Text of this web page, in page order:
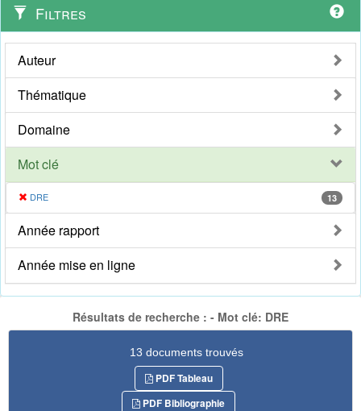
Filtres
Auteur
Thématique
Domaine
Mot clé
DRE 13
Année rapport
Année mise en ligne
Résultats de recherche : - Mot clé: DRE
13 documents trouvés
PDF Tableau
PDF Bibliographie